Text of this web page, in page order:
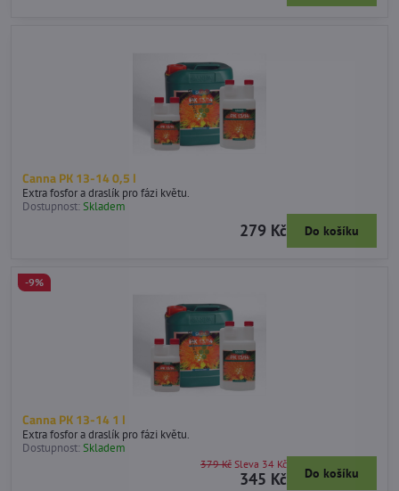
Canna PK 13-14 0,5 l
Extra fosfor a draslík pro fázi květu.
Dostupnost:Skladem
279 Kč Do košíku
Canna PK 13-14 1 l
-9%
Extra fosfor a draslík pro fázi květu.
Dostupnost:Skladem
345 Kč
379 Kč Sleva 34 Kč
Do košíku